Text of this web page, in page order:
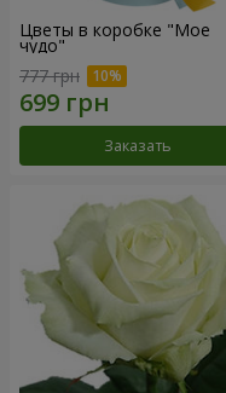
Цветы в коробке "Мое
чудо"
777 грн
Заказать